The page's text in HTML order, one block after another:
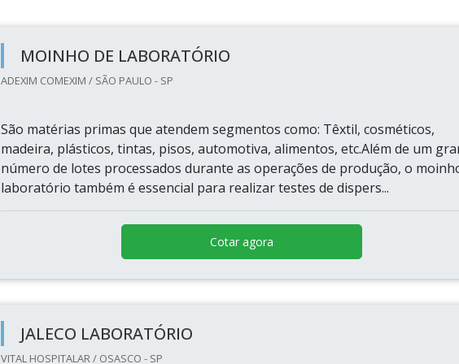
MOINHO DE LABORATÓRIO
ADEXIM COMEXIM / SÃO PAULO - SP
São matérias primas que atendem segmentos como: Têxtil, cosméticos,
madeira, plásticos, tintas, pisos, automotiva, alimentos, etc.Além de um
número de lotes processados durante as operações de produção, o
laboratório também é essencial para realizar testes de dispers...
Cotar agora
JALECO LABORATÓRIO
VITAL HOSPITALAR / OSASCO - SP